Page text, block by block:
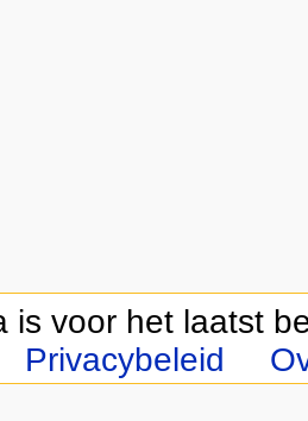
is voor het laatst
Privacybeleid